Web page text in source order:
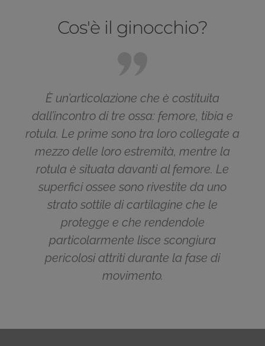
Cos'è il ginocchio?
È un’articolazione che è costituita
dall’incontro di tre ossa: femore, tibia e
rotula. Le prime sono tra loro collegate a
mezzo delle loro estremità, mentre la
rotula è situata davanti al femore. Le
superfici ossee sono rivestite da uno
strato sottile di cartilagine che le
protegge e che rendendole
particolarmente lisce scongiura
pericolosi attriti durante la fase di
movimento.